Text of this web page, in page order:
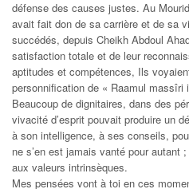
défense des causes justes. Au
avait fait don de sa carrière et de sa
succédés, depuis Cheikh Abdoul
satisfaction totale et de leur
aptitudes et compétences, Ils
personnification de « Raamul massîri
Beaucoup de dignitaires, dans des
vivacité d’esprit pouvait produire un
à son intelligence, à ses conseils,
ne s’en est jamais vanté pour autant
aux valeurs intrinsèques.
Mes pensées vont à toi en ces